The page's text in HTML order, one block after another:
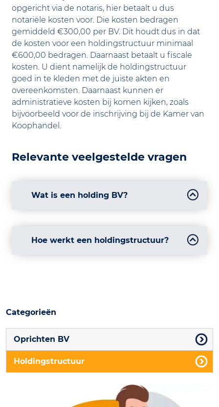
opgericht via de notaris, hier betaalt u dus
notariële kosten voor. Die kosten bedragen
gemiddeld €300,00 per BV. Dit houdt dus in dat
de kosten voor een holdingstructuur minimaal
€600,00 bedragen. Daarnaast betaalt u fiscale
kosten. U dient namelijk de holdingstructuur
goed in te kleden met de juiste akten en
overeenkomsten. Daarnaast kunnen er
administratieve kosten bij komen kijken, zoals
bijvoorbeeld voor de inschrijving bij de Kamer van
Koophandel.
Relevante veelgestelde vragen
Wat is een holding BV?
Hoe werkt een holdingstructuur?
Categorieën
Oprichten BV
Holdingstructuur